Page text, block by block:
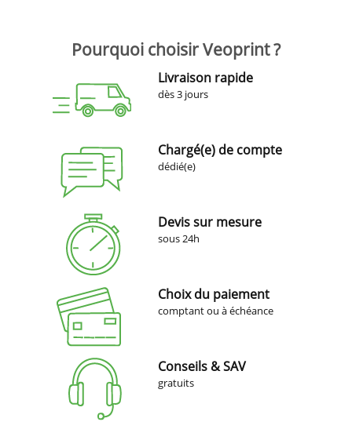
Pourquoi choisir Veoprint ?
Livraison rapide
dès 3 jours
Chargé(e) de compte
dédié(e)
Devis sur mesure
sous 24h
Choix du paiement
comptant ou à échéance
Conseils & SAV
gratuits